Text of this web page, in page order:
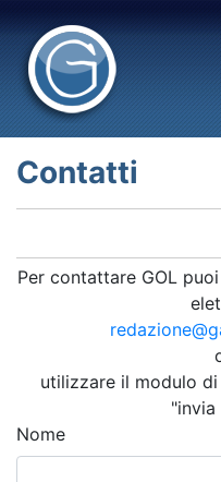
Contatti
Per contattare GOL
utilizzare il modulo
"invia
Nome